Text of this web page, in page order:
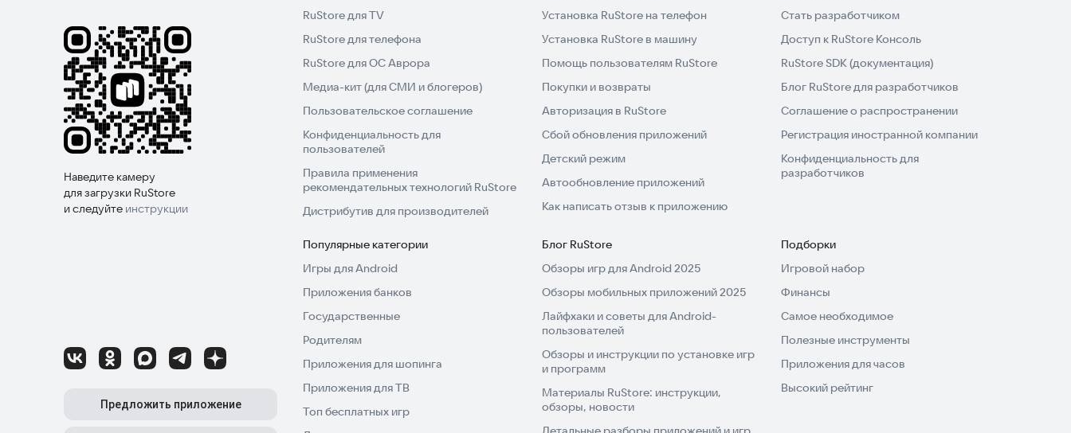
Наведите камеру
для загрузки RuStore
и следуйте инструкции
Предложить приложение
RuStore для TV
RuStore для телефона
RuStore для ОС Аврора
Медиа-кит (для СМИ и блогеров)
Пользовательское соглашение
Конфиденциальность для
пользователей
Правила применения
рекомендательных технологий RuStore
Дистрибутив для производителей
Установка RuStore на телефон
Установка RuStore в машину
Помощь пользователям RuStore
Покупки и возвраты
Авторизация в RuStore
Сбой обновления приложений
Детский режим
Автообновление приложений
Как написать отзыв к приложению
Стать разработчиком
Доступ к RuStore Консоль
RuStore SDK (документация)
Блог RuStore для разработчиков
Соглашение о распространении
Регистрация иностранной компании
Конфиденциальность для
разработчиков
Популярные категории
Игры для Android
Приложения банков
Государственные
Родителям
Приложения для шопинга
Приложения для ТВ
Топ бесплатных игр
Блог RuStore
Обзоры игр для Android 2025
Обзоры мобильных приложений 2025
Лайфхаки и советы для Android-
пользователей
Обзоры и инструкции по установке игр
и программ
Материалы RuStore: инструкции,
обзоры, новости
Подборки
Игровой набор
Финансы
Самое необходимое
Полезные инструменты
Приложения для часов
Высокий рейтинг